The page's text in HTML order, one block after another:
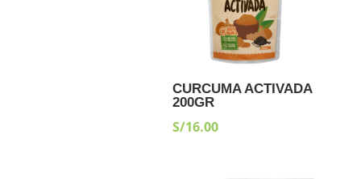
CURCUMA ACTIVADA
200GR
S/16.00